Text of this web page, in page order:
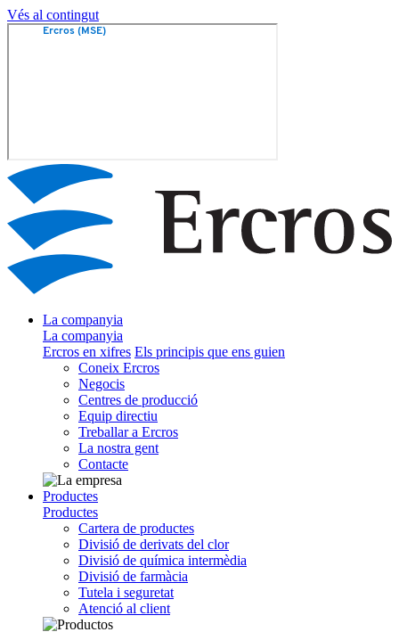
Vés al contingut
La companyia
La companyia
Ercros en xifres Els principis que ens guien
Coneix Ercros
Negocis
Centres de producció
Equip directiu
Treballar a Ercros
La nostra gent
Contacte
Productes
Productes
Cartera de productes
Divisió de derivats del clor
Divisió de química intermèdia
Divisió de farmàcia
Tutela i seguretat
Atenció al client